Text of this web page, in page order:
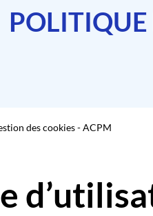
POLITIQUE
des cookies - ACPM